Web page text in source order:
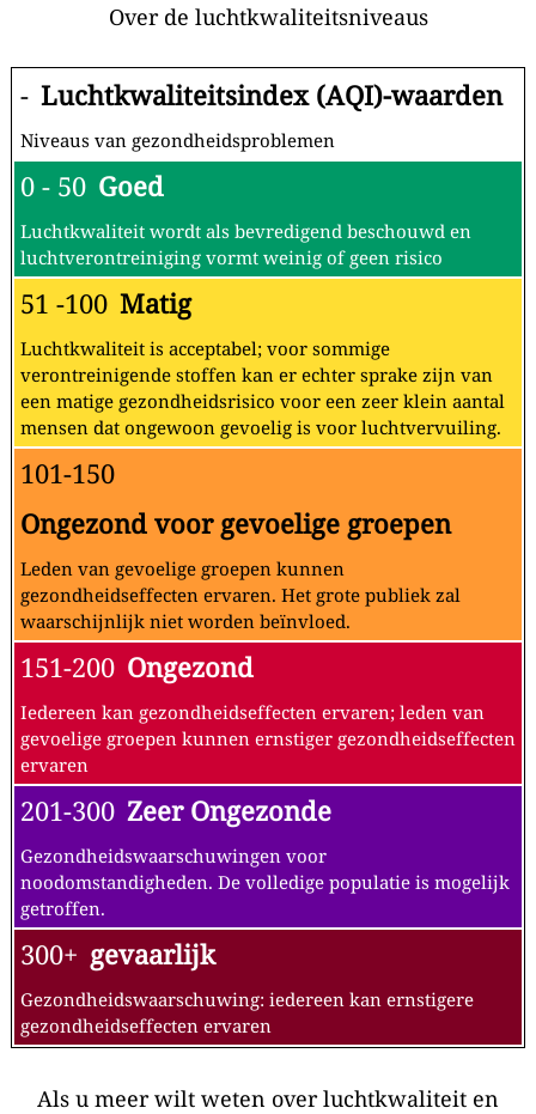
Over de luchtkwaliteitsniveaus
- Luchtkwaliteitsindex (AQI)-waarden
Niveaus van gezondheidsproblemen
0 - 50 Goed
Luchtkwaliteit wordt als bevredigend beschouwd en
luchtverontreiniging vormt weinig of geen risico
51 -100 Matig
Luchtkwaliteit is acceptabel; voor sommige
verontreinigende stoffen kan er echter sprake zijn van
een matige gezondheidsrisico voor een zeer klein aantal
mensen dat ongewoon gevoelig is voor luchtvervuiling.
101-150
Ongezond voor gevoelige groepen
Leden van gevoelige groepen kunnen
gezondheidseffecten ervaren. Het grote publiek zal
waarschijnlijk niet worden beïnvloed.
151-200 Ongezond
Iedereen kan gezondheidseffecten ervaren; leden van
gevoelige groepen kunnen ernstiger gezondheidseffecten
ervaren
201-300 Zeer Ongezonde
Gezondheidswaarschuwingen voor
noodomstandigheden. De volledige populatie is mogelijk
getroffen.
300+ gevaarlijk
Gezondheidswaarschuwing: iedereen kan ernstigere
gezondheidseffecten ervaren
Als u meer wilt weten over luchtkwaliteit en